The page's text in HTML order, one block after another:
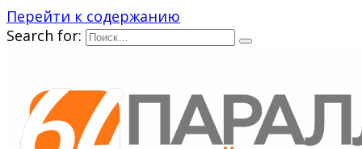
Перейти к содержанию
Search for: